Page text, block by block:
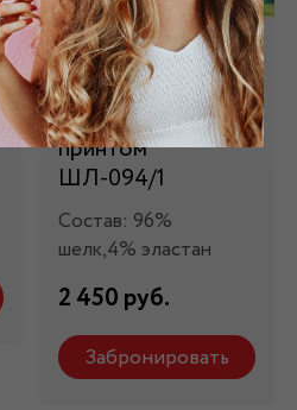
Шелк натуральный
зеленый с крупным
цветочным
принтом
ШЛ-094/1
Состав: 96%
шелк,4% эластан
2 450 руб.
Забронировать